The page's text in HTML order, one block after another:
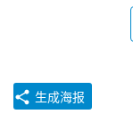
生成海报